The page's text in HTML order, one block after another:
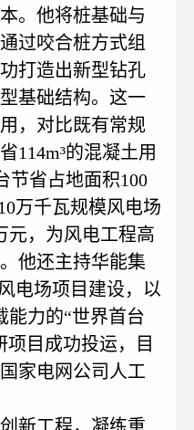
。他将桩基础与
过咬合桩方式组
打造出新型钻孔
基础结构。这一
，对比既有常规
114m³的混凝土用
节省占地面积100
万千瓦规模风电场
元，为风电工程高
他还主持华能集
电场项目建设，以
能力的“世界首台
项目成功投运，目
家电网公司人工